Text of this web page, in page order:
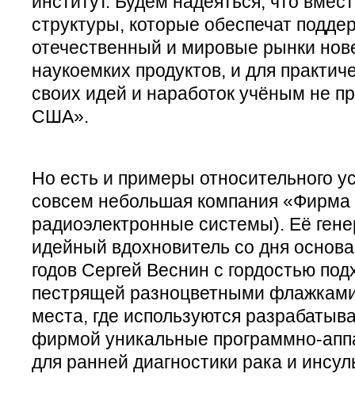
структуры, которые обеспечат
отечественный и мировые рынки
наукоемких продуктов, и для
своих идей и наработок учёным не
США».
Но есть и примеры относительного
совсем небольшая компания
радиоэлектронные системы). Её
идейный вдохновитель со дня
годов Сергей Веснин с гордостью
пестрящей разноцветными
места, где используются
фирмой уникальные программно-
для ранней диагностики рака и